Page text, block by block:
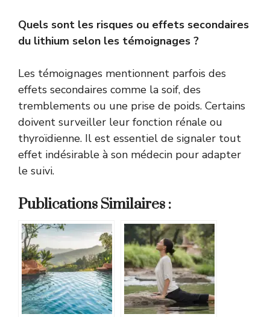
Quels sont les risques ou effets secondaires
du lithium selon les témoignages ?
Les témoignages mentionnent parfois des
effets secondaires comme la soif, des
tremblements ou une prise de poids. Certains
doivent surveiller leur fonction rénale ou
thyroïdienne. Il est essentiel de signaler tout
effet indésirable à son médecin pour adapter
le suivi.
Publications Similaires :